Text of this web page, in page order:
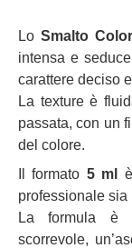
Lo Smalto
intensa e
carattere deciso
La texture è
passata, con un
del colore.
Il formato 5 ml
professionale sia
La formula è
scorrevole,